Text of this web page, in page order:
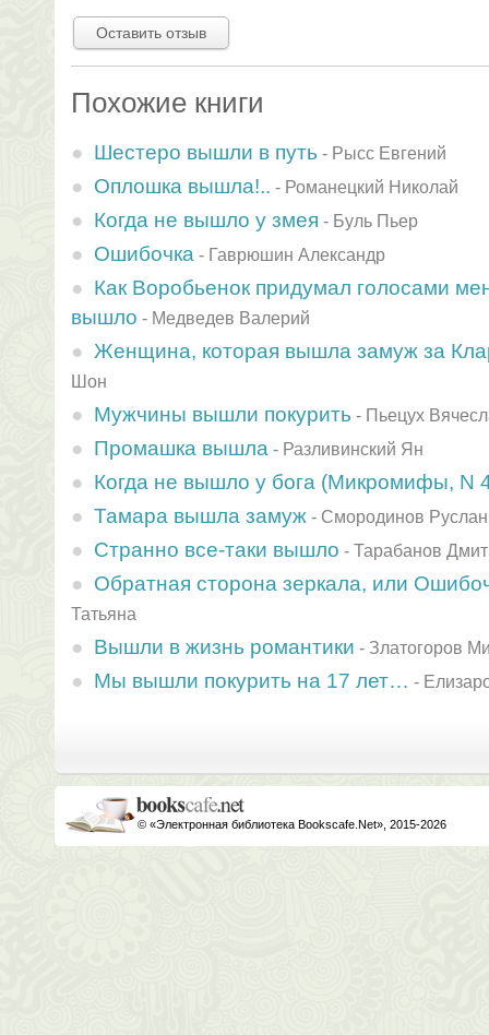
Оставить отзыв
Похожие книги
Шестеро вышли в путь - Рысс Евгений
Оплошка вышла!.. - Романецкий Николай
Когда не вышло у змея - Буль Пьер
Ошибочка - Гаврюшин Александр
Как Воробьенок придумал голосами
вышло - Медведев Валерий
Женщина, которая вышла замуж за
Шон
Мужчины вышли покурить - Пьецух
Промашка вышла - Разливинский Ян
Когда не вышло у бога (Микромифы, N
Тамара вышла замуж - Смоpодинов Руслан
Странно все-таки вышло - Тарабанов
Обратная сторона зеркала, или
Татьяна
Вышли в жизнь романтики - Златогоров
Мы вышли покурить на 17 лет… -
© «Электронная библиотека Bookscafe.Net», 2015-2026